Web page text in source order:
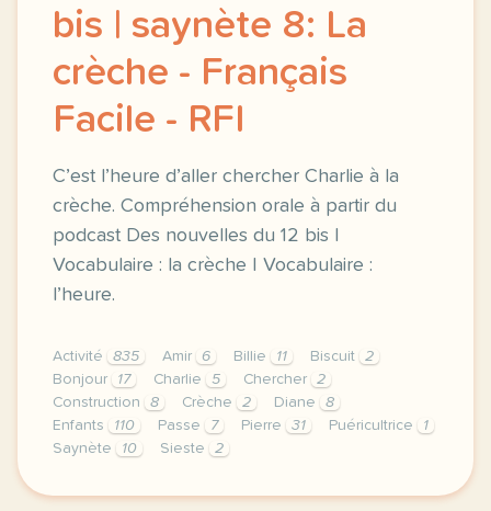
bis | saynète 8: La
crèche - Français
Facile - RFI
C’est l’heure d’aller chercher Charlie à la
crèche. Compréhension orale à partir du
podcast Des nouvelles du 12 bis |
Vocabulaire : la crèche | Vocabulaire :
l’heure.
Activité 835 Amir 6 Billie 11 Biscuit
2
Bonjour
17 Charlie 5 Chercher
2
Construction
8 Crèche 2 Diane
8
Enfants
110 Passe 7 Pierre 31 Puéricultrice
1
Saynète
10 Sieste 2
exercice a1 des nouvelles du 12 bis saynete 8 la